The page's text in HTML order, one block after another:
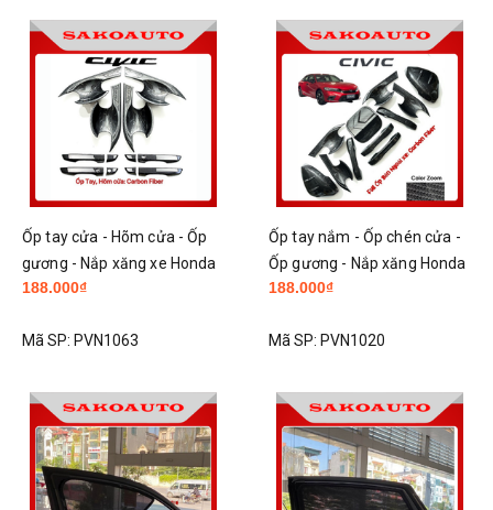
Ốp tay cửa - Hõm cửa - Ốp
gương - Nắp xăng xe Honda
Civic 2017 - 2021 Carbon
188.000₫
Mã SP: PVN1063
Ốp tay nắm - Ốp chén cửa -
Ốp gương - Nắp xăng Honda
Civic 2022 - 2025 full xe
188.000₫
Mã SP: PVN1020